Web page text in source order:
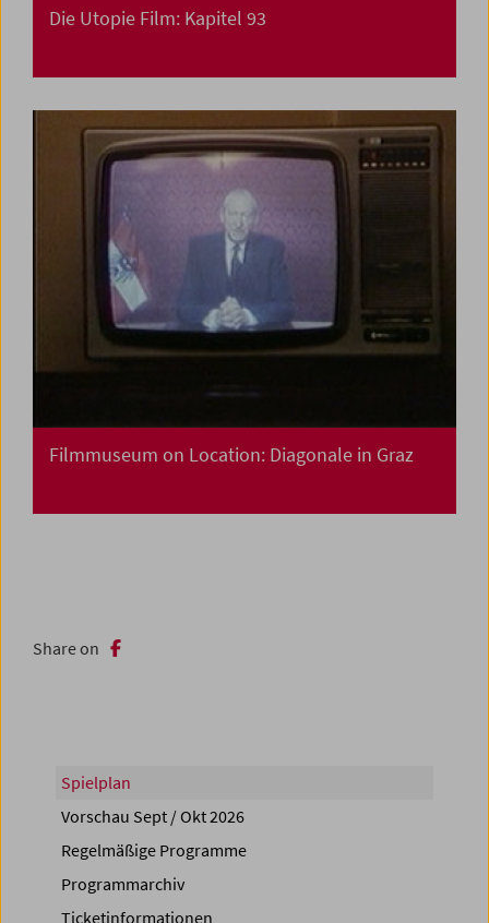
Die Utopie Film: Kapitel 93
Filmmuseum on Location: Diagonale in Graz
Share on
Spielplan
Vorschau Sept / Okt 2026
Regelmäßige Programme
Programmarchiv
Ticketinformationen